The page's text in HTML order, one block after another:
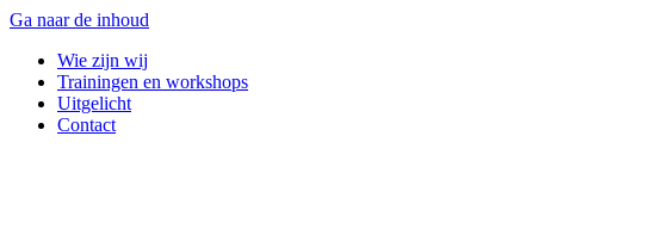
Ga naar de inhoud
Wie zijn wij
Trainingen en workshops
Uitgelicht
Contact